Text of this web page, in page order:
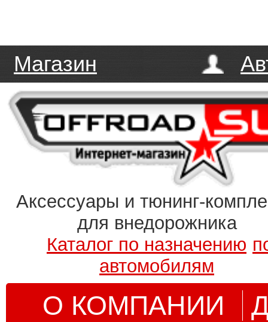
Магазин
Аксессуары и тюнинг-
для внедорожника
Каталог по назначению
автомобилям
О КОМПАНИИ